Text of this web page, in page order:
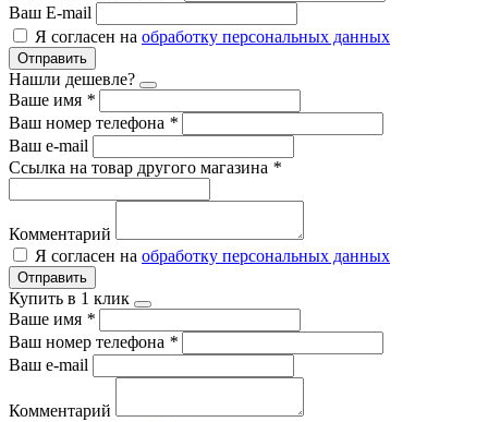
Ваш E-mail
Я согласен на обработку персональных данных
Отправить
Нашли дешевле?
Ваше имя *
Ваш номер телефона *
Ваш e-mail
Ссылка на товар другого магазина *
Комментарий
Я согласен на обработку персональных данных
Отправить
Купить в 1 клик
Ваше имя *
Ваш номер телефона *
Ваш e-mail
Комментарий